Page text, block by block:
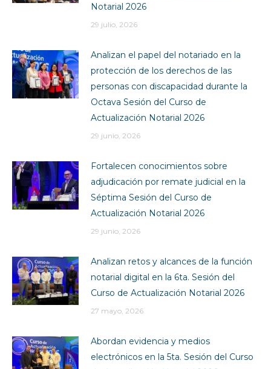
Notarial 2026
29 julio, 2026
Analizan el papel del notariado en la
protección de los derechos de las
personas con discapacidad durante la
Octava Sesión del Curso de
Actualización Notarial 2026
29 junio, 2026
Fortalecen conocimientos sobre
adjudicación por remate judicial en la
Séptima Sesión del Curso de
Actualización Notarial 2026
29 junio, 2026
Analizan retos y alcances de la función
notarial digital en la 6ta. Sesión del
Curso de Actualización Notarial 2026
27 mayo, 2026
Abordan evidencia y medios
electrónicos en la 5ta. Sesión del Curso